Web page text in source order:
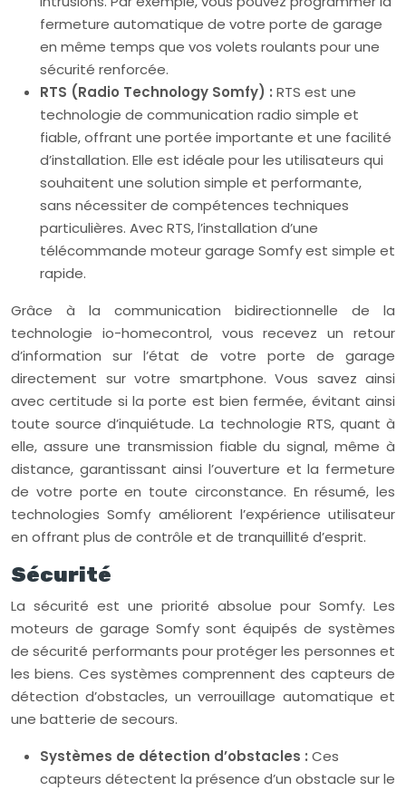
fermeture automatique de votre porte de garage
en même temps que vos volets roulants pour une
sécurité renforcée.
RTS (Radio Technology Somfy) : RTS est une
technologie de communication radio simple et
fiable, offrant une portée importante et une facilité
d’installation. Elle est idéale pour les utilisateurs qui
souhaitent une solution simple et performante,
sans nécessiter de compétences techniques
particulières. Avec RTS, l’installation d’une
télécommande moteur garage Somfy est simple et
rapide.
Grâce à la communication bidirectionnelle de la
technologie io-homecontrol, vous recevez un retour
d’information sur l’état de votre porte de garage
directement sur votre smartphone. Vous savez ainsi
avec certitude si la porte est bien fermée, évitant ainsi
toute source d’inquiétude. La technologie RTS, quant à
elle, assure une transmission fiable du signal, même à
distance, garantissant ainsi l’ouverture et la fermeture
de votre porte en toute circonstance. En résumé, les
technologies Somfy améliorent l’expérience utilisateur
en offrant plus de contrôle et de tranquillité d’esprit.
Sécurité
La sécurité est une priorité absolue pour Somfy. Les
moteurs de garage Somfy sont équipés de systèmes
de sécurité performants pour protéger les personnes et
les biens. Ces systèmes comprennent des capteurs de
détection d’obstacles, un verrouillage automatique et
une batterie de secours.
Systèmes de détection d’obstacles : Ces
capteurs détectent la présence d’un obstacle sur le